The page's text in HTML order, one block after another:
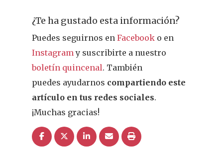
¿Te ha gustado esta información?
Puedes seguirnos enFacebook o en
Instagram y suscribirte a nuestro
boletín quincenal. También
puedes ayudarnos compartiendo este
artículo en tus redes sociales.
¡Muchas gracias!